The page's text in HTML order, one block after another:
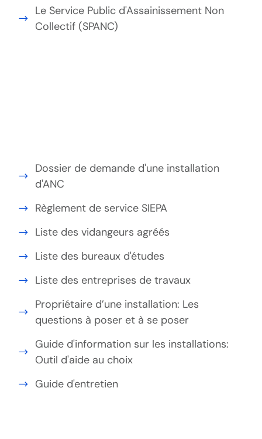
Le Service Public d'Assainissement Non
Collectif (SPANC)
Dossier de demande d'une installation
d'ANC
Règlement de service SIEPA
Liste des vidangeurs agréés
Liste des bureaux d'études
Liste des entreprises de travaux
Propriétaire d’une installation: Les
questions à poser et à se poser
Guide d'information sur les installations:
Outil d'aide au choix
Guide d'entretien